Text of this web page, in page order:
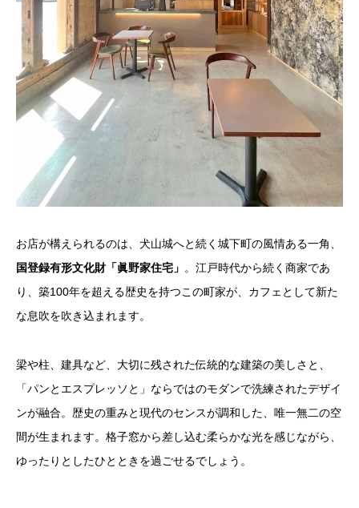
お店が構えられるのは、犬山城へと続く城下町の風情ある一角、
国登録有形文化財「眞野家住宅」 。江戸時代から続く商家であ
り、築100年を超える歴史を持つこの町家が、カフェとして新た
な息吹を吹き込まれます。
梁や柱、建具など、大切に残された伝統的な建築の美しさと、
「パンとエスプレッソと」ならではのモダンで洗練されたデザイ
ンが融合。歴史の重みと現代のセンスが調和した、唯一無二の空
間が生まれます。格子窓から差し込む柔らかな光を感じながら、
ゆったりとしたひとときを過ごせるでしょう。